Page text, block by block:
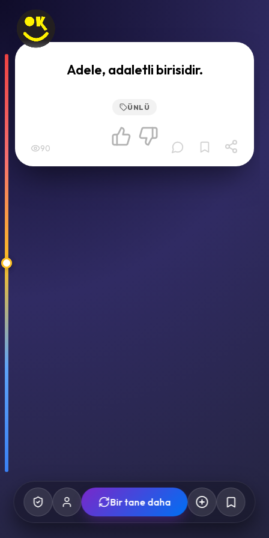
Adele, adaletli birisidir.
ÜNLÜ
90
Bir tane daha